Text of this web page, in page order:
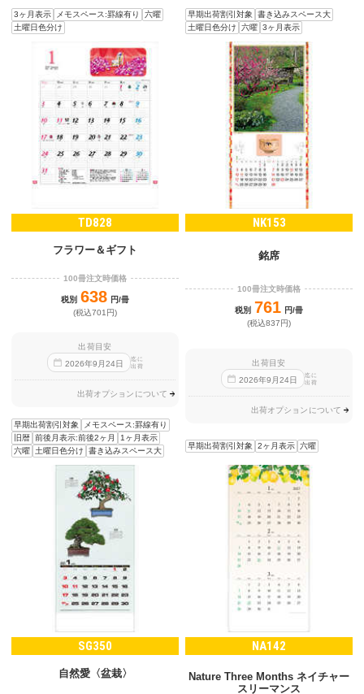
3ヶ月表示 メモスペース:罫線有り
六曜
土曜日色分け
早期出荷割引対象
書き込みスペース大
土曜日色分け
六曜 3ヶ月表示
TD828
フラワー＆ギフト
100冊注文時価格
税別 638 円/冊
(税込701円)
出荷目安
2026年9 月24日
迄に
出荷
出荷オプションについて
早期出荷割引対象
メモスペース:罫線有り
旧暦 前後月表示:前後2ヶ月
1ヶ月表示
六曜 土曜日色分け 書き込みスペース大
NK153
銘席
100冊注文時価格
税別 761 円/冊
(税込837円)
出荷目安
2026年9 月24日
迄に
出荷
出荷オプションについて
早期出荷割引対象 2ヶ月表示 六曜
SG350
自然愛〈盆栽〉
NA142
Nature Three Months ネイチャー
スリーマンス